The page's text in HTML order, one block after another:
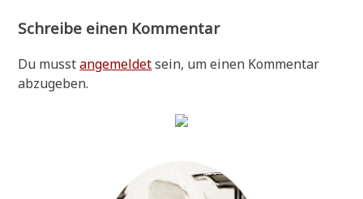
Schreibe einen Kommentar
Du musstangemeldetsein, um einen Kommentar
abzugeben.